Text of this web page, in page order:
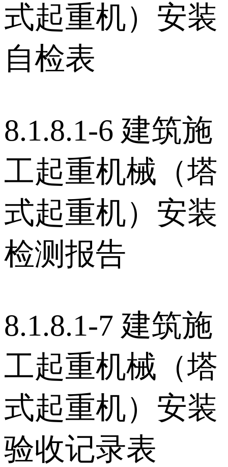
式起重机）安装
自检表
8.1.8.1-6 建筑施
工起重机械（塔
式起重机）安装
检测报告
8.1.8.1-7 建筑施
工起重机械（塔
式起重机）安装
验收记录表